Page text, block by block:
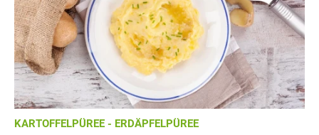
KARTOFFELPÜREE - ERDÄPFELPÜREE